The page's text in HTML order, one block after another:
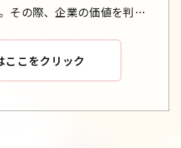
その際、企業の価値を判断
視されています。
には、適切なメンテナンス
ここをクリック